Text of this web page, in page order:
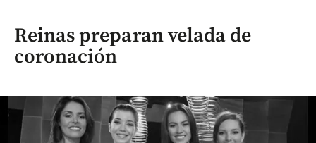
Reinas preparan velada de
coronación